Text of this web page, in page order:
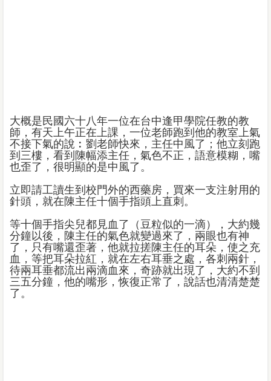
大概是民國六十八年一位在台中逢甲學院任教的教
師，有天上午正在上課，一位老師跑到他的教室上氣
不接下氣的說︰劉老師快來，主任中風了；他立刻跑
到三樓，看到陳幅添主任，氣色不正，語意模糊，嘴
也歪了，很明顯的是中風了。
立即請工讀生到校門外的西藥房，買來一支注射用的
針頭，就在陳主任十個手指頭上直刺。
等十個手指尖兒都見血了（豆粒似的一滴），大約幾
分鐘以後，陳主任的氣色就變過來了，兩眼也有神
了，只有嘴還歪著，他就拉搓陳主任的耳朵，使之充
血，等把耳朵拉紅，就在左右耳垂之處，各刺兩針，
待兩耳垂都流出兩滴血來，奇跡就出現了，大約不到
三五分鐘，他的嘴形，恢復正常了，說話也清清楚楚
了。